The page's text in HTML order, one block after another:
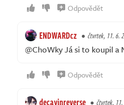
Odpovědět
ENDWARDcz čtvrtek, 11. 6.
@ChoWky Já si to koupil a
Odpovědět
decayinreverse čtvrtek,